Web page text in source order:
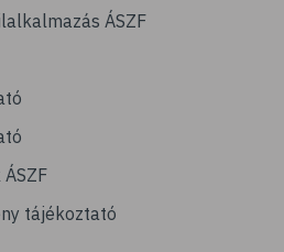
ÁSZF
tájékoztató